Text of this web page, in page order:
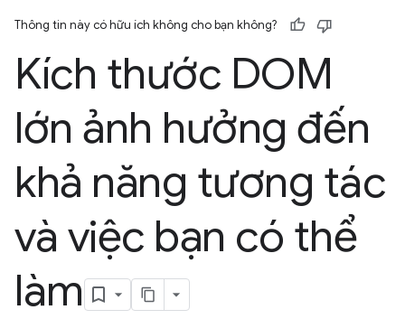
Thông tin này có hữu ích không cho bạn không?
Kích thước DOM
lớn ảnh hưởng đến
khả năng tương tác
và việc bạn có thể
làm